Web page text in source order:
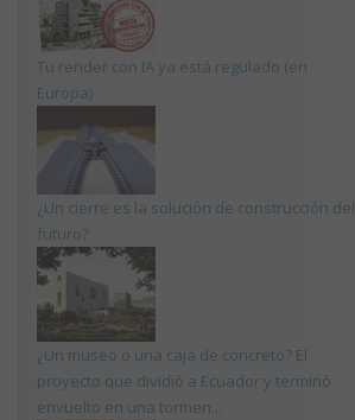
Tu render con IA ya está regulado (en
Europa)
¿Un cierre es la solución de construcción del
futuro?
¿Un museo o una caja de concreto? El
proyecto que dividió a Ecuador y terminó
envuelto en una tormen...